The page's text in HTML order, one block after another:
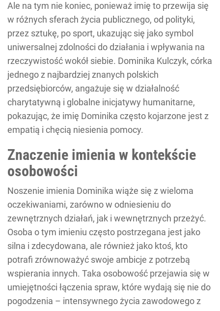
Ale na tym nie koniec, ponieważ imię to przewija się
w różnych sferach życia publicznego, od polityki,
przez sztukę, po sport, ukazując się jako symbol
uniwersalnej zdolności do działania i wpływania na
rzeczywistość wokół siebie. Dominika Kulczyk, córka
jednego z najbardziej znanych polskich
przedsiębiorców, angażuje się w działalność
charytatywną i globalne inicjatywy humanitarne,
pokazując, że imię Dominika często kojarzone jest z
empatią i chęcią niesienia pomocy.
Znaczenie imienia w kontekście
osobowości
Noszenie imienia Dominika wiąże się z wieloma
oczekiwaniami, zarówno w odniesieniu do
zewnętrznych działań, jak i wewnętrznych przeżyć.
Osoba o tym imieniu często postrzegana jest jako
silna i zdecydowana, ale również jako ktoś, kto
potrafi zrównoważyć swoje ambicje z potrzebą
wspierania innych. Taka osobowość przejawia się w
umiejętności łączenia spraw, które wydają się nie do
pogodzenia – intensywnego życia zawodowego z